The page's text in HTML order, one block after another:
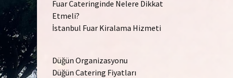
Fuar Cateringinde Nelere Dikkat
Etmeli?
İstanbul Fuar Kiralama Hizmeti
Düğün Organizasyonu
Düğün Catering Fiyatları